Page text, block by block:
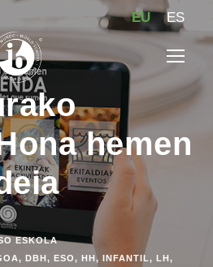
EU ES
hemen
ESKOLA
, DBH, ESO, HH, INFANTIL, LH,